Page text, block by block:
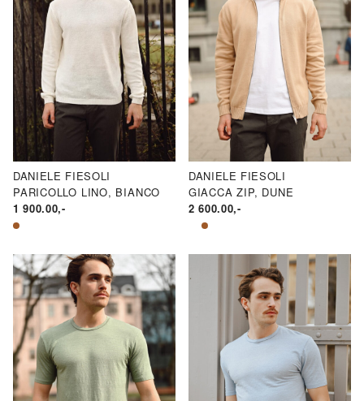
DANIELE FIESOLI
PARICOLLO LINO, BIANCO
1 900.00,-
DANIELE FIESOLI
GIACCA ZIP, DUNE
2 600.00,-